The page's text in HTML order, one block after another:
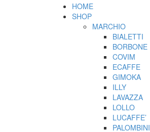
HOME
SHOP
MARCHIO
BIALETTI
BORBONE
COVIM
ECAFFE
GIMOKA
ILLY
LAVAZZA
LOLLO
LUCAFFE’
PALOMBINI